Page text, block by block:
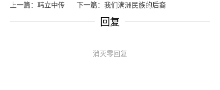
上一篇：韩立中传 下一篇：我们满洲民族的后裔
回复
消灭零回复